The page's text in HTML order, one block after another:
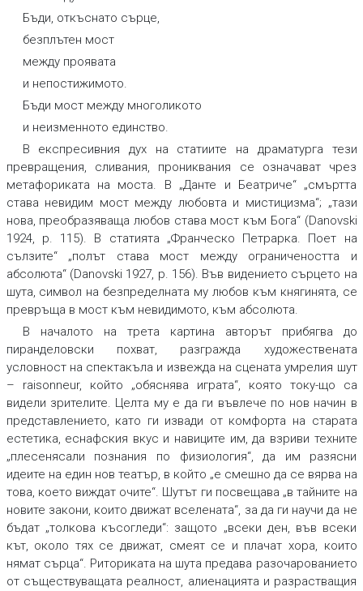
Бъди, откъснато сърце,
безплътен мост
между проявата
и непостижимото.
Бъди мост между многоликото
и неизменното единство.
В експресивния дух на статиите на драматурга тези
превращения, сливания, прониквания се означават чрез
метафориката на моста. В „Данте и Беатриче“ „смъртта
става невидим мост между любовта и мистицизма“; „тази
нова, преобразяваща любов става мост към Бога“ (Danovski
1924, p. 115). В статията „Франческо Петрарка. Поет на
сълзите“ „полът става мост между ограничеността и
абсолюта“ (Danovski 1927, p. 156). Във видението сърцето на
шута, символ на безпределната му любов към княгинята, се
превръща в мост към невидимото, към абсолюта.
В началото на трета картина авторът прибягва до
пиранделовски похват, разгражда художествената
условност на спектакъла и извежда на сцената умрелия шут
– raisonneur, който „обяснява играта“, която току-що са
видели зрителите. Целта му е да ги въвлече по нов начин в
представлението, като ги извади от комфорта на старата
естетика, еснафския вкус и навиците им, да взриви техните
„плесенясали познания по физиология“, да им разясни
идеите на един нов театър, в който „е смешно да се вярва на
това, което виждат очите“. Шутът ги посвещава „в тайните на
новите закони, които движат вселената“, за да ги научи да не
бъдат „толкова късогледи“: защото „всеки ден, във всеки
кът, около тях се движат, смеят се и плачат хора, които
нямат сърца“. Риториката на шута предава разочарованието
от съществуващата реалност, алиенацията и разрастващия